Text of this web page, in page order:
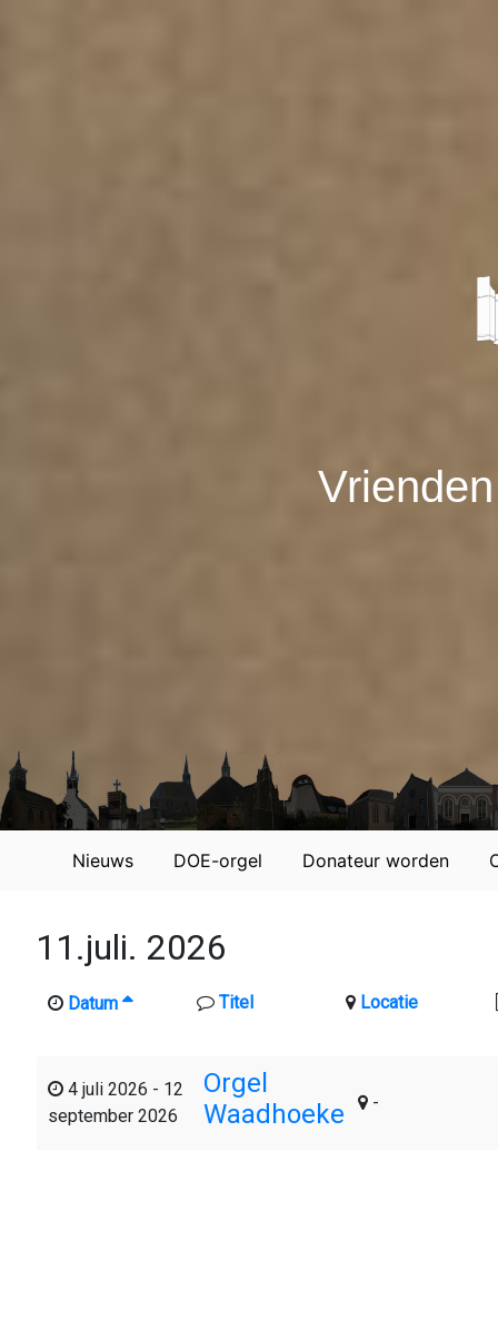
Nieuws DOE-orgel Donateur worden
11.juli. 2026
Datum Titel Locatie
4 juli 2026 - 12
september 2026
Orgel
Waadhoeke
-